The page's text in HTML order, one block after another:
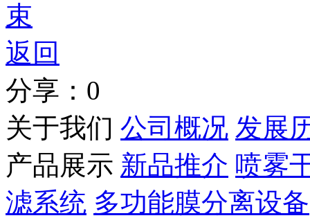
束
返回
分享： 0
关于我们 公司概况 发展
产品展示 新品推介 喷雾
滤系统 多功能膜分离设备